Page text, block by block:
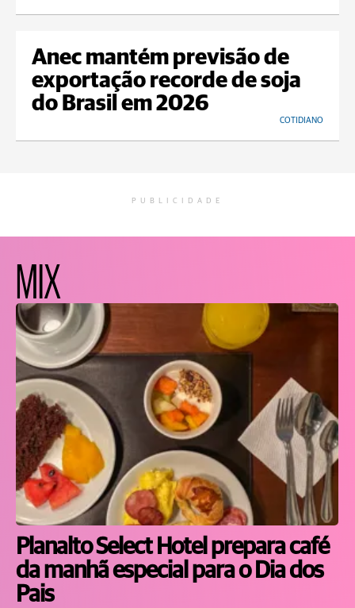
Anec mantém previsão de
exportação recorde de soja
do Brasil em 2026
COTIDIANO
PUBLICIDADE
MIX
Planalto Select Hotel prepara café
da manhã especial para o Dia dos
Pais